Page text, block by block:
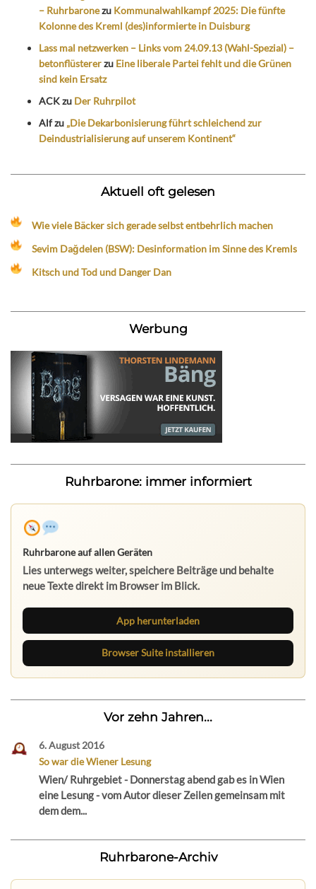
– Ruhrbaronezu Kommunalwahlkampf 2025: Die fünfte
Kolonne des Kreml (des)informierte in Duisburg
Lass mal netzwerken – Links vom 24.09.13 (Wahl-Spezial) –
betonflüstererzu Eine liberale Partei fehlt und die Grünen
sind kein Ersatz
ACKzu Der Ruhrpilot
Alfzu „Die Dekarbonisierung führt schleichend zur
Deindustrialisierung auf unserem Kontinent“
Aktuell oft gelesen
Wie viele Bäcker sich gerade selbst entbehrlich machen
Sevim Dağdelen (BSW): Desinformation im Sinne des Kremls
Kitsch und Tod und Danger Dan
Werbung
Ruhrbarone: immer informiert
Ruhrbarone auf allen Geräten
Lies unterwegs weiter, speichere Beiträge und behalte
neue Texte direkt im Browser im Blick.
App herunterladen
Browser Suite installieren
Vor zehn Jahren...
6. August 2016
So war die Wiener Lesung
Wien/ Ruhrgebiet - Donnerstag abend gab es in Wien
eine Lesung - vom Autor dieser Zeilen gemeinsam mit
dem dem...
Ruhrbarone-Archiv